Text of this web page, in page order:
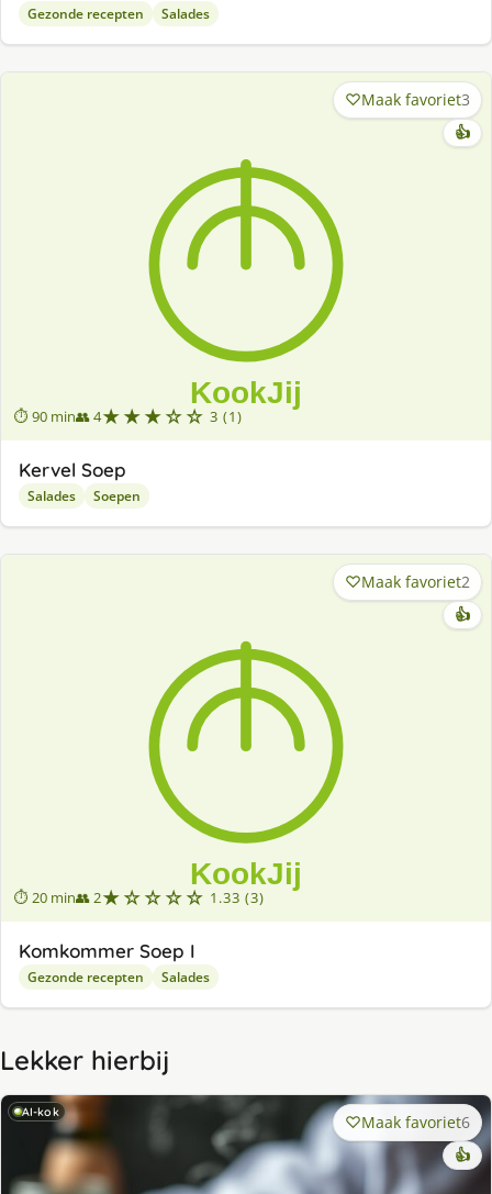
Gezonde recepten Salades
⏱ 90 min👥 4★★★☆☆ 3 (1)
Maak favoriet3
👍
Kervel Soep
Salades Soepen
⏱ 20 min👥 2★☆☆☆☆ 1.33 (3)
Maak favoriet2
👍
Komkommer Soep I
Gezonde recepten Salades
Lekker hierbij
AI-kok Maak favoriet6
👍